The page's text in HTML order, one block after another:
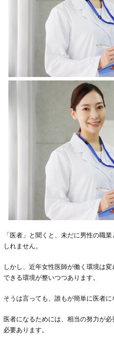
「医者」と聞くと、未だに男性の職
しれません。
しかし、近年女性医師が働く環境は
できる環境が整いつつあります。
そうは言っても、誰もが簡単に医者に
医者になるためには、相当の努力が
必要あります。